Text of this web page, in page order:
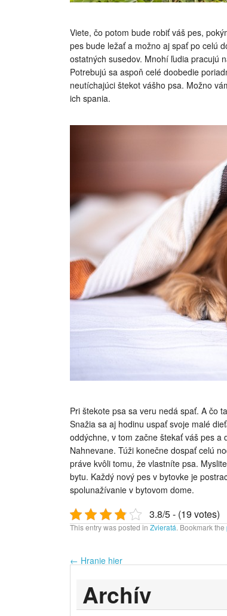
Viete, čo potom bude robiť váš pes,
pes bude ležať a možno aj spať po celú
ostatných susedov. Mnohí ľudia pracujú
Potrebujú sa aspoň celé doobedie
neutíchajúci štekot vášho psa. Možno
ich spania.
Pri štekote psa sa veru nedá spať. A čo
Snažia sa aj hodinu uspať svoje malé
oddýchne, v tom začne štekať váš pes
Nahnevane. Túži konečne dospať celú
práve kvôli tomu, že vlastníte psa.
bytu. Každý nový pes v bytovke je
spolunažívanie v bytovom dome.
3.8/5 - (19 votes)
This entry was posted inZvieratá. Bookmark the
← Hranie hier
Archív